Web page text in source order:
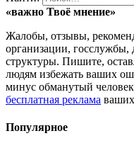
«важно Твоё мнение»
Жалобы, отзывы,
организации, госслужбы,
структуры. Пишите,
людям избежать ваших
минус обманутый
бесплатная реклама
Популярное